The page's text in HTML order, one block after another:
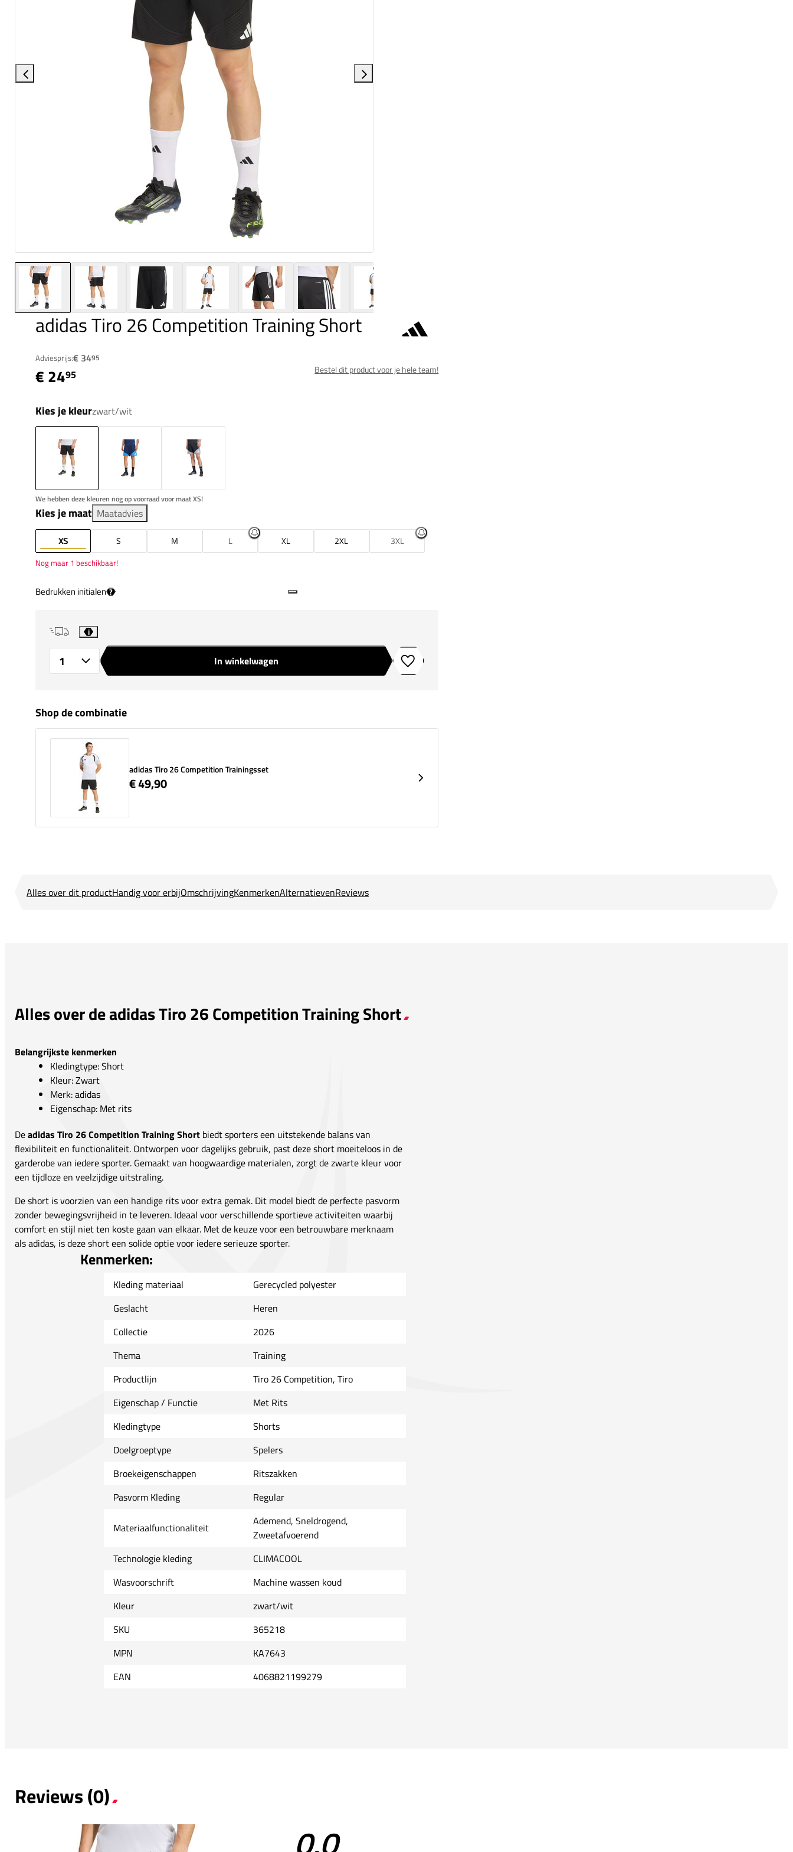
adidas Tiro 26 Competition Training Short
Adviesprijs:€ 3495
€ 2495 Bestel dit product voor je hele team!
Kies je kleurzwart/wit
We hebben deze kleuren nog op voorraad voor maat XS!
Kies je maat Maatadvies
XS S M L XL 2XL 3XL
Nog maar 1 beschikbaar!
Bedrukken initialen ?
i
In winkelwagen Toevoegen aan verlanglijstje
Shop de combinatie
adidas Tiro 26 Competition Trainingsset
€ 49,90
Alles over dit productHandig voor erbijOmschrijvingKenmerkenAlternatievenReviews
Alles over de adidas Tiro 26 Competition Training Short
Belangrijkste kenmerken
Kledingtype: Short
Kleur: Zwart
Merk: adidas
Eigenschap: Met rits
Deadidas Tiro 26 Competition Training Short biedt sporters een uitstekende balans van
flexibiliteit en functionaliteit. Ontworpen voor dagelijks gebruik, past deze short moeiteloos in de
garderobe van iedere sporter. Gemaakt van hoogwaardige materialen, zorgt de zwarte kleur voor
een tijdloze en veelzijdige uitstraling.
De short is voorzien van een handige rits voor extra gemak. Dit model biedt de perfecte pasvorm
zonder bewegingsvrijheid in te leveren. Ideaal voor verschillende sportieve activiteiten waarbij
comfort en stijl niet ten koste gaan van elkaar. Met de keuze voor een betrouwbare merknaam
als adidas, is deze short een solide optie voor iedere serieuze sporter.
Kenmerken:
Kleding materiaal
Gerecycled polyester
Geslacht
Heren
Collectie
2026
Thema
Training
Productlijn
Tiro 26 Competition, Tiro
Eigenschap / Functie
Met Rits
Kledingtype
Shorts
Doelgroeptype
Spelers
Broekeigenschappen
Ritszakken
Pasvorm Kleding
Regular
Materiaalfunctionaliteit
Ademend, Sneldrogend,
Zweetafvoerend
Technologie kleding
CLIMACOOL
Wasvoorschrift
Machine wassen koud
Kleur
zwart/wit
SKU
365218
MPN
KA7643
EAN
4068821199279
Reviews (0)